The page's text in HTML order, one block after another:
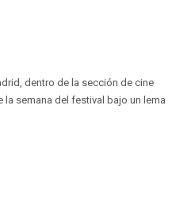
dentro de la sección de cine
la semana del festival bajo un lema